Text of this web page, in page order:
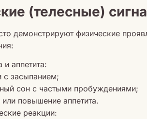
(телесные)
демонстрируют физические
аппетита:
с засыпанием;
сон с частыми пробуждениями;
повышение аппетита.
реакции: